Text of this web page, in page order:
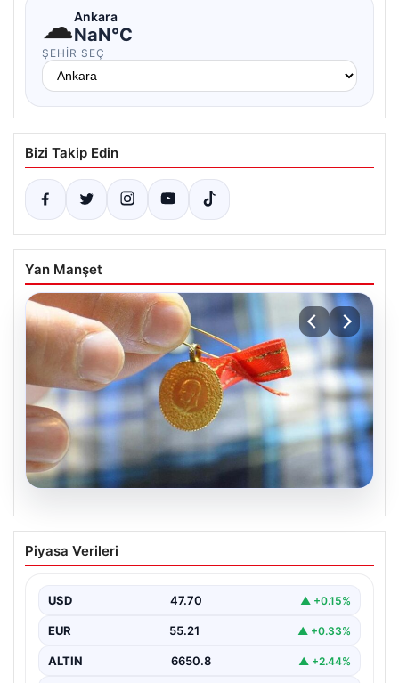
☁Ankara
NaN°C
ŞEHIR SEÇ
Bizi Takip Edin
Yan Manşet
06.08.2026
Altın fiyatları canlı 8 Nisan 2026: Altın
fiyatları ne kadar oldu? Gram, çeyrek,
fiyatları
Piyasa Verileri
USD 47.70 ▲ +0.15%
EUR 55.21 ▲ +0.33%
ALTIN 6650.8 ▲ +2.44%